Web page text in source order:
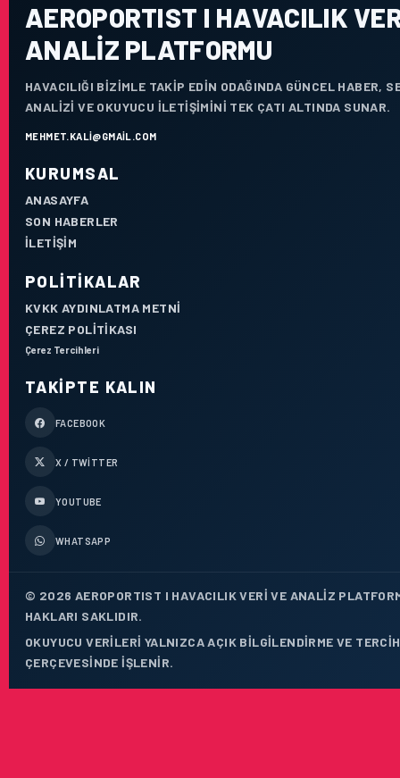
AEROPORTIST I HAVACILIK
ANALIZ PLATFORMU
HAVACILIĞI BIZIMLE TAKIP EDIN ODAĞINDA GÜNCEL HABER,
ANALIZI VE OKUYUCU ILETIŞIMINI TEK ÇATI ALTINDA SUNAR.
MEHMET.KALI@GMAIL.COM
KURUMSAL
ANASAYFA
SON HABERLER
İLETIŞIM
POLITIKALAR
KVKK AYDINLATMA METNI
ÇEREZ POLITIKASI
Çerez Tercihleri
TAKIPTE KALIN
FACEBOOK
X / TWITTER
YOUTUBE
WHATSAPP
© 2026 AEROPORTIST I HAVACILIK VERI VE ANALIZ
HAKLARI SAKLIDIR.
OKUYUCU VERILERI YALNIZCA AÇIK BILGILENDIRME VE
ÇERÇEVESINDE IŞLENIR.